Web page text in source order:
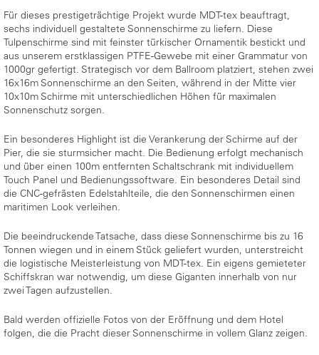
Für dieses prestigeträchtige Projekt wurde MDT-tex beauftragt,
sechs individuell gestaltete Sonnenschirme zu liefern. Diese
Tulpenschirme sind mit feinster türkischer Ornamentik bestickt und
aus unserem erstklassigen PTFE-Gewebe mit einer Grammatur von
1000gr gefertigt. Strategisch vor dem Ballroom platziert, stehen zwei
16x16m Sonnenschirme an den Seiten, während in der Mitte vier
10x10m Schirme mit unterschiedlichen Höhen für maximalen
Sonnenschutz sorgen.
Ein besonderes Highlight ist die Verankerung der Schirme auf der
Pier, die sie sturmsicher macht. Die Bedienung erfolgt mechanisch
und über einen 100m entfernten Schaltschrank mit individuellem
Touch Panel und Bedienungssoftware. Ein besonderes Detail sind
die CNC-gefrästen Edelstahlteile, die den Sonnenschirmen einen
maritimen Look verleihen.
Die beeindruckende Tatsache, dass diese Sonnenschirme bis zu 16
Tonnen wiegen und in einem Stück geliefert wurden, unterstreicht
die logistische Meisterleistung von MDT-tex. Ein eigens gemieteter
Schiffskran war notwendig, um diese Giganten innerhalb von nur
zwei Tagen aufzustellen.
Bald werden offizielle Fotos von der Eröffnung und dem Hotel
folgen, die die Pracht dieser Sonnenschirme in vollem Glanz zeigen.